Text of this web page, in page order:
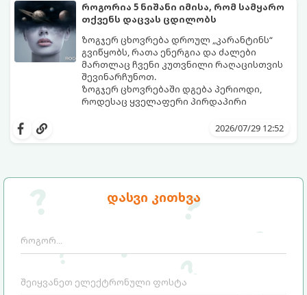
დასვი კითხვა
როგორია 5 ნიშანი იმისა, რომ სამყარო
თქვენს დაცვას ცდილობს
ზოგჯერ ცხოვრება დროულ „კარანტინს“
გვიწყობს, რათა ენერგია და ძალები
მართლაც ჩვენი კუთვნილი რაღაცისთვის
შევინარჩუნოთ.
ზოგჯერ ცხოვრებაში დგება პერიოდი,
როდესაც ყველაფერი პირდაპირი
იშლება მნიშვნელოვანი გარიგებები,
ასეთ მომენტებში ადვილია
ეზოთერიკასა და ფსიქოლოგიაში ეს
ფენომენი ხშირად სხვანაირად
რეალური, მაგრამ ჯერ კიდევ უხილავი
საფრთხისგან შორს მივყავართ.
მომხდარი მარცხი სასჯელი კი არა,
სამყაროს მცდელობაა:
2026/07/29 12:52